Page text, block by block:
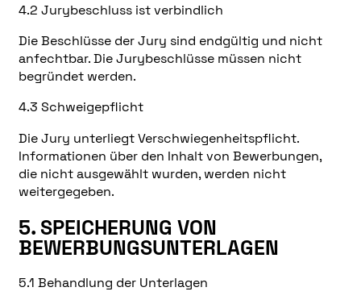
4.2 Jurybeschluss ist verbindlich
Die Beschlüsse der Jury sind endgültig und nicht
anfechtbar. Die Jurybeschlüsse müssen nicht
begründet werden.
4.3 Schweigepflicht
Die Jury unterliegt Verschwiegenheitspflicht.
Informationen über den Inhalt von Bewerbungen,
die nicht ausgewählt wurden, werden nicht
weitergegeben.
5. SPEICHERUNG VON
BEWERBUNGSUNTERLAGEN
5.1 Behandlung der Unterlagen